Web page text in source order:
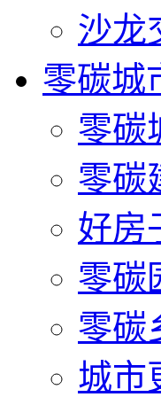
沙龙
零碳城
零碳
零碳
好房
零碳
零碳
城市